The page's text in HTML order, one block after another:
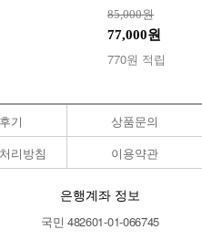
85,000원
77,000원
770원 적립
기
상품문의
리방침 이용약관
은행계좌 정보
국민 482601-01-066745